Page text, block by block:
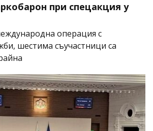
при спецакция у
операция с
шестима съучастници са